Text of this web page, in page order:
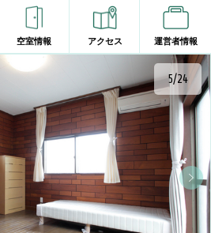
空室情報 アクセス 運営者情報
5/24